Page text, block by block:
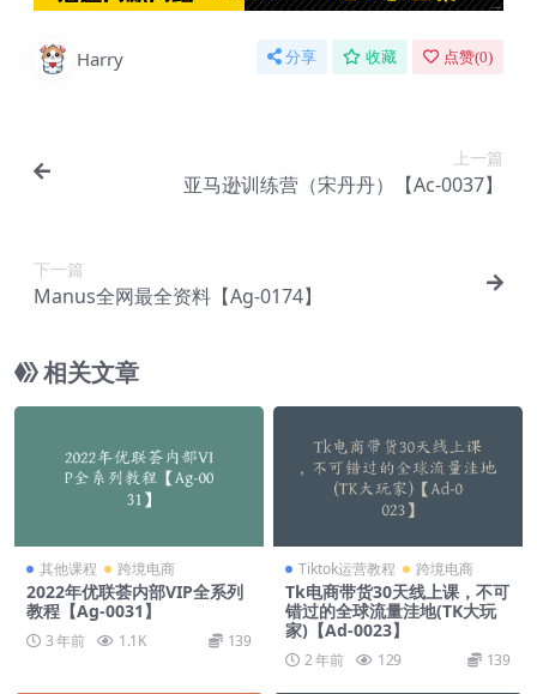
Harry 分享 收藏 点赞(0)
上一篇
亚马逊训练营（宋丹丹）【Ac-0037】
下一篇
Manus全网最全资料【Ag-0174】
相关文章
其他课程 跨境电商
2022年优联荟内部VIP全系列
教程【Ag-0031】
3 年前 1.1K 139
Tiktok运营教程 跨境电商
Tk电商带货30天线上课，不可
错过的全球流量洼地(TK大玩
家)【Ad-0023】
2 年前 129 139